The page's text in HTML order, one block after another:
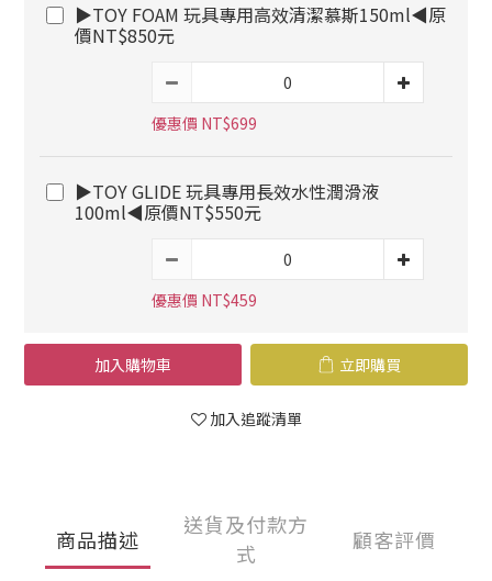
▶TOY FOAM 玩具專用高效清潔慕斯150ml◀原
價NT$850元
優惠價 NT$699
▶TOY GLIDE 玩具專用長效水性潤滑液
100ml◀原價NT$550元
優惠價 NT$459
加入購物車 立即購買
加入追蹤清單
商品描述
送貨及付款方
式
顧客評價